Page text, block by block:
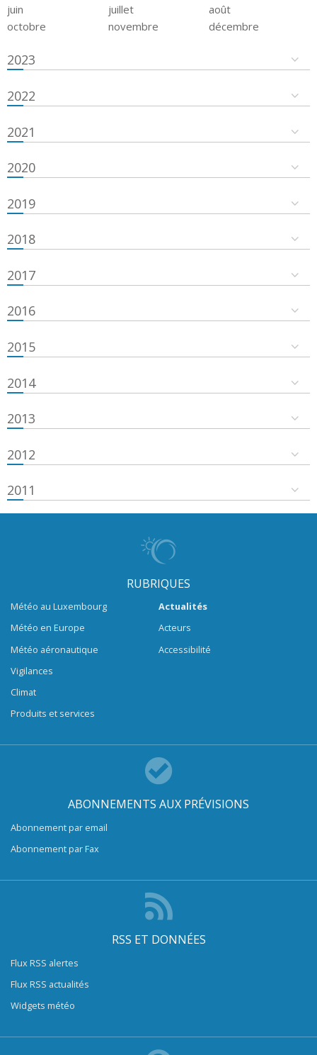
juin
juillet
août
octobre
novembre décembre
2023
2022
2021
2020
2019
2018
2017
2016
2015
2014
2013
2012
2011
RUBRIQUES
Météo au Luxembourg
Météo en Europe
Météo aéronautique
Vigilances
Climat
Produits et services
Actualités
Acteurs
Accessibilité
ABONNEMENTS AUX PRÉVISIONS
Abonnement par email
Abonnement par Fax
RSS ET DONNÉES
Flux RSS alertes
Flux RSS actualités
Widgets météo